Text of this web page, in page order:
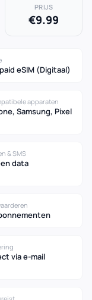
PRIJS
€9.99
eSIM (Digitaal)
apparaten
Samsung, Pixel
& SMS
data
via e-mail